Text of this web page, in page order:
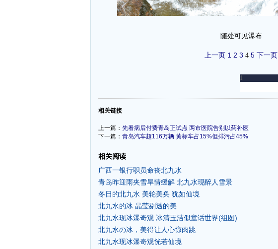
随处可见瀑布
上一页 1 2 3 4 5 下一页
-
相关链接
上一篇： 先看病后付费青岛正试点 两市医院告别以药补医
下一篇： 青岛汽车超116万辆 黄标车占15%但排污占45%
相关阅读
广西一银行职员命丧北九水
青岛昨迎雨夹雪旱情缓解 北九水现醉人雪景
冬日的北九水 美轮美奂 犹如仙境
北九水的冰 晶莹剔透的美
北九水现冰瀑奇观 冰清玉洁似童话世界(组图)
北九水の冰，美得让人心惊肉跳
北九水现冰瀑奇观恍若仙境